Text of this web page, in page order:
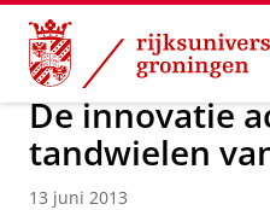
Skip
Content
Skip
Navigation
Over ons Actueel Nieuws
De innovatie
tandwielen
13 juni 2013